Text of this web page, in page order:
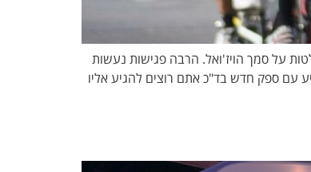
על סמך הויז'ואל. הרבה פגישות נעשות
עם ספק חדש בד"כ אתם רוצים להגיע אליו